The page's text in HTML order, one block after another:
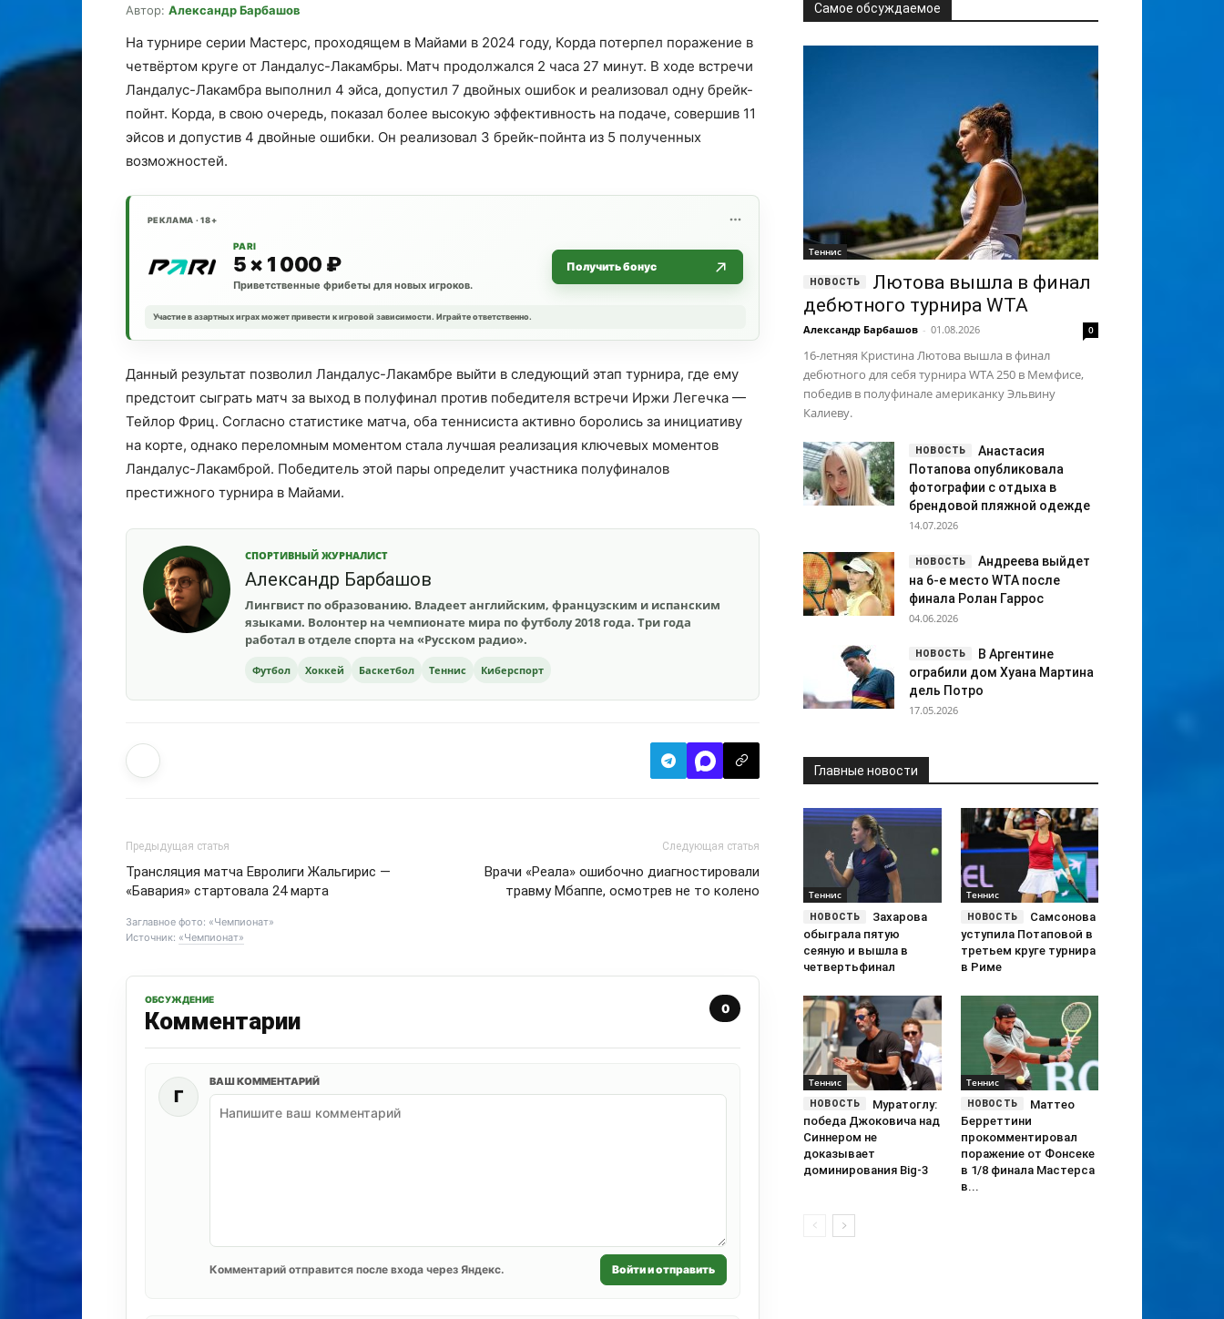
Автор: Александр Барбашов
На турнире серии Мастерс, проходящем в Майами в 2024 году, Корда потерпел поражение в
четвёртом круге от Ландалус-Лакамбры. Матч продолжался 2 часа 27 минут. В ходе встречи
Ландалус-Лакамбра выполнил 4 эйса, допустил 7 двойных ошибок и реализовал одну брейк-
пойнт. Корда, в свою очередь, показал более высокую эффективность на подаче, совершив 11
эйсов и допустив 4 двойные ошибки. Он реализовал 3 брейк-пойнта из 5 полученных
возможностей.
РЕКЛАМА · 18+
PARI
5 × 1 000 ₽
Приветственные фрибеты для новых игроков.
Получить бонус
Участие в азартных играх может привести к игровой зависимости. Играйте ответственно.
Данный результат позволил Ландалус-Лакамбре выйти в следующий этап турнира, где ему
предстоит сыграть матч за выход в полуфинал против победителя встречи Иржи Легечка —
Тейлор Фриц. Согласно статистике матча, оба теннисиста активно боролись за инициативу
на корте, однако переломным моментом стала лучшая реализация ключевых моментов
Ландалус-Лакамброй. Победитель этой пары определит участника полуфиналов
престижного турнира в Майами.
СПОРТИВНЫЙ ЖУРНАЛИСТ
Александр Барбашов
Лингвист по образованию. Владеет английским, французским и испанским
языками. Волонтер на чемпионате мира по футболу 2018 года. Три года
работал в отделе спорта на «Русском радио».
Футбол Хоккей Баскетбол Теннис Киберспорт
Предыдущая статья
Трансляция матча Евролиги Жальгирис —
«Бавария» стартовала 24 марта
Следующая статья
Врачи «Реала» ошибочно диагностировали
травму Мбаппе, осмотрев не то колено
Заглавное фото: «Чемпионат»
Источник: «Чемпионат»
ОБСУЖДЕНИЕ
Комментарии 0
Г
ВАШ КОММЕНТАРИЙ
Комментарий отправится после входа через Яндекс. Войти и отправить
Самое обсуждаемое
Теннис
Лютова вышла в финал
дебютного турнира WTA
Александр Барбашов - 01.08.2026 0
16-летняя Кристина Лютова вышла в финал
дебютного для себя турнира WTA 250 в Мемфисе,
победив в полуфинале американку Эльвину
Калиеву.
Анастасия
Потапова опубликовала
фотографии с отдыха в
брендовой пляжной одежде
14.07.2026
Андреева выйдет
на 6-е место WTA после
финала Ролан Гаррос
04.06.2026
В Аргентине
ограбили дом Хуана Мартина
дель Потро
17.05.2026
Главные новости
Теннис
Захарова
обыграла пятую
сеяную и вышла в
четвертьфинал
Теннис
Самсонова
уступила Потаповой в
третьем круге турнира
в Риме
Теннис
Муратоглу:
победа Джоковича над
Синнером не
доказывает
доминирования Big-3
Теннис
Маттео
Берреттини
прокомментировал
поражение от Фонсеке
в 1/8 финала Мастерса
в...